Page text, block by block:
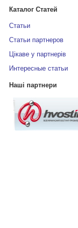
Каталог Статей
Статьи
Статьи партнеров
Цікаве у партнерів
Интересные статьи
Наші партнери